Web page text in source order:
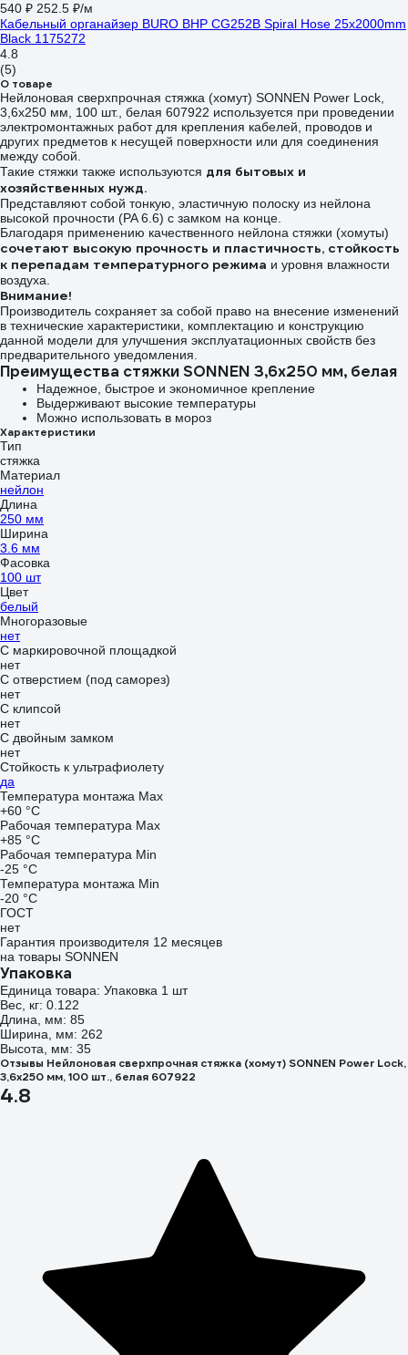
540 ₽ 252.5 ₽/м
Кабельный органайзер BURO BHP CG252B Spiral Hose 25x2000mm
Black 1175272
4.8
(5)
О товаре
Нейлоновая сверхпрочная стяжка (хомут) SONNEN Power Lock,
3,6x250 мм, 100 шт., белая 607922 используется при проведении
электромонтажных работ для крепления кабелей, проводов и
других предметов к несущей поверхности или для соединения
между собой.
Такие стяжки также используются для бытовых и
хозяйственных нужд.
Представляют собой тонкую, эластичную полоску из нейлона
высокой прочности (PA 6.6) с замком на конце.
Благодаря применению качественного нейлона стяжки (хомуты)
сочетают высокую прочность и пластичность, стойкость
к перепадам температурного режима и уровня влажности
воздуха.
Внимание!
Производитель сохраняет за собой право на внесение изменений
в технические характеристики, комплектацию и конструкцию
данной модели для улучшения эксплуатационных свойств без
предварительного уведомления.
Преимущества стяжки SONNEN 3,6x250 мм, белая
Надежное, быстрое и экономичное крепление
Выдерживают высокие температуры
Можно использовать в мороз
Характеристики
Тип
стяжка
Материал
нейлон
Длина
250 мм
Ширина
3.6 мм
Фасовка
100 шт
Цвет
белый
Многоразовые
нет
С маркировочной площадкой
нет
С отверстием (под саморез)
нет
С клипсой
нет
С двойным замком
нет
Стойкость к ультрафиолету
да
Температура монтажа Max
+60 °С
Рабочая температура Max
+85 °С
Рабочая температура Min
-25 °С
Температура монтажа Min
-20 °С
ГОСТ
нет
Гарантия производителя 12 месяцев
на товары SONNEN
Упаковка
Единица товара: Упаковка 1 шт
Вес, кг: 0.122
Длина, мм: 85
Ширина, мм: 262
Высота, мм: 35
Отзывы Нейлоновая сверхпрочная стяжка (хомут) SONNEN Power Lock,
3,6x250 мм, 100 шт., белая 607922
4.8